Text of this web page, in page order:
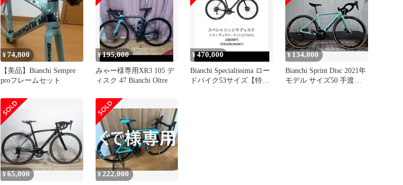
¥74,800
【美品】Bianchi Sempre
proフレームセット
¥195,000
みゃー様専用XR3 105 デ
ィスク 47 Bianchi Oltre
¥470,000
Bianchi Specialissima ロー
ドバイク53サイズ【特価
¥ 134,000
Bianchi Sprint Disc 2021年
モデル サイズ50 手渡し
¥65,000 ¥ 222,000